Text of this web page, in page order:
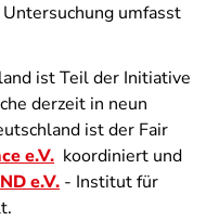
umfasst
ist Teil der Initiative
derzeit in neun
ist der Fair
e.V. koordiniert und
e.V. - Institut für